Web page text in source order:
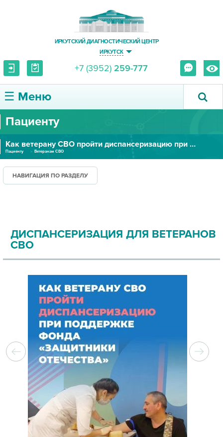
ИРКУТСКИЙ ДИАГНОСТИЧЕСКИЙ ЦЕНТР
ИРКУТСК
+7 (3952) 259-777
☰ Меню
О ЦЕНТРЕ
УСЛУГИ И ЦЕНЫ
ПАЦИЕНТУ
Пациенту
Как ветерану СВО пройти диспансеризацию при поддержке фонда "Защитники Отечества"
Пациенту Ветеранам СВО
НАВИГАЦИЯ ПО РАЗДЕЛУ
ДИСПАНСЕРИЗАЦИЯ ДЛЯ ВЕТЕРАНОВ
СВО